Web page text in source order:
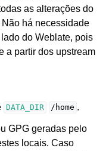
as alterações do
há necessidade
do Weblate, pois
a partir dos upstream
DATA_DIR /home .
GPG geradas pelo
locais. Caso